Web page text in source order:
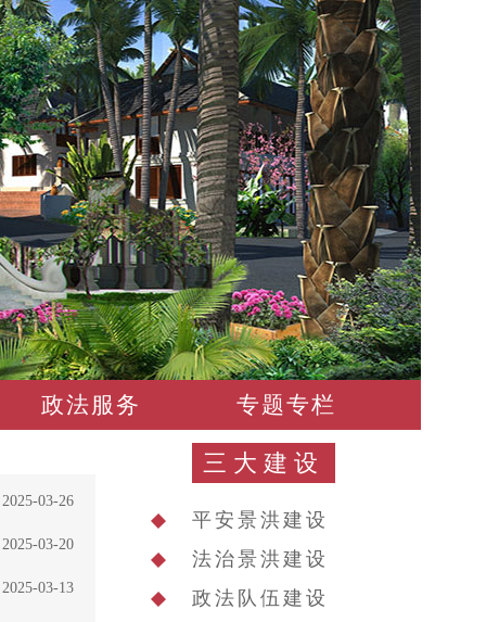
政法服务 专题专栏
2025-03-26
2025-03-20
2025-03-13
三大建设
平安景洪建设
法治景洪建设
政法队伍建设